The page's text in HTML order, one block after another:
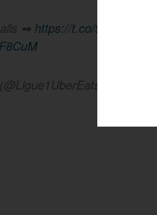
➡ https://t.co/9yDTVYsaoX